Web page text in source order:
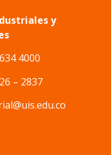
y
4000
– 2837